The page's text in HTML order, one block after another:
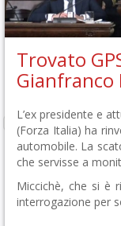
Trovato
Gianfranco
L’ex presidente e
(Forza Italia) ha
automobile. La
che servisse a
Miccichè, che si è
interrogazione per